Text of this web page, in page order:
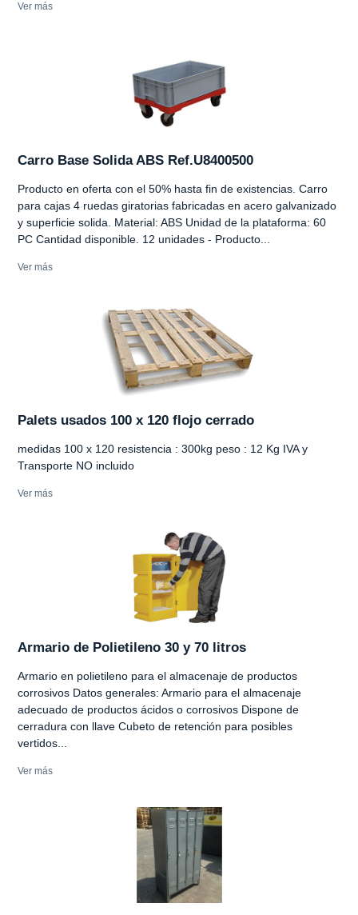
Ver más
Carro Base Solida ABS Ref.U8400500
Producto en oferta con el 50% hasta fin de existencias. Carro
para cajas 4 ruedas giratorias fabricadas en acero galvanizado
y superficie solida. Material: ABS Unidad de la plataforma: 60
PC Cantidad disponible. 12 unidades - Producto...
Ver más
Palets usados 100 x 120 flojo cerrado
medidas 100 x 120 resistencia : 300kg peso : 12 Kg IVA y
Transporte NO incluido
Ver más
Armario de Polietileno 30 y 70 litros
Armario en polietileno para el almacenaje de productos
corrosivos Datos generales: Armario para el almacenaje
adecuado de productos ácidos o corrosivos Dispone de
cerradura con llave Cubeto de retención para posibles
vertidos...
Ver más